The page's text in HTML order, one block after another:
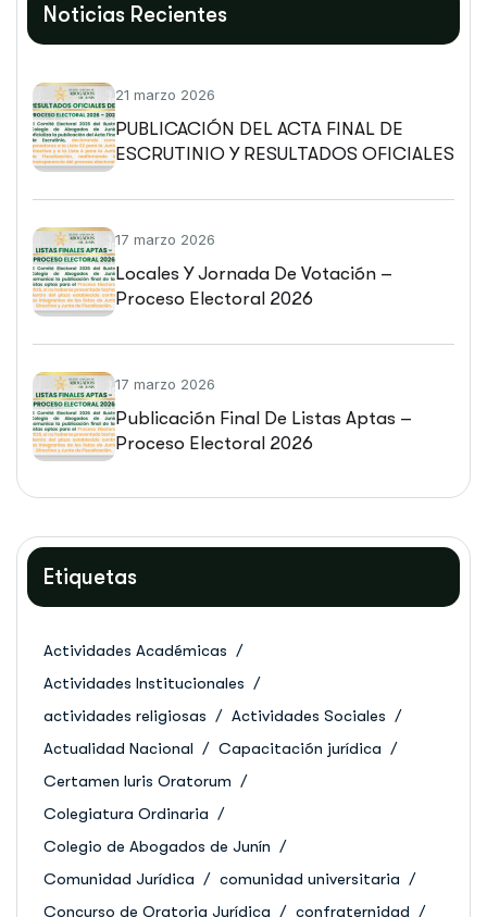
Noticias Recientes
21 marzo 2026
PUBLICACIÓN DEL ACTA FINAL DE
ESCRUTINIO Y RESULTADOS OFICIALES
2028
17 marzo 2026
Locales Y Jornada De Votación –
Proceso Electoral 2026
17 marzo 2026
Publicación Final De Listas Aptas –
Proceso Electoral 2026
Etiquetas
Actividades Académicas
Actividades Institucionales
actividades religiosas
Actividades Sociales
Actualidad Nacional
Capacitación jurídica
Certamen Iuris Oratorum
Colegiatura Ordinaria
Colegio de Abogados de Junín
Comunidad Jurídica
comunidad universitaria
Concurso de Oratoria Jurídica
confraternidad